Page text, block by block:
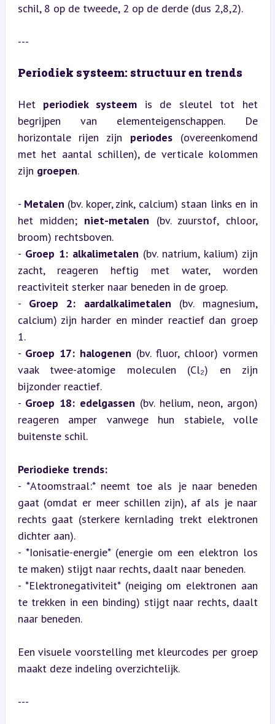
schil, 8 op de tweede, 2 op de derde (dus 2,8,2).
---
Periodiek systeem: structuur en trends
Het periodiek systeem is de sleutel tot het
begrijpen van elementeigenschappen. De
horizontale rijen zijn periodes (overeenkomend
met het aantal schillen), de verticale kolommen
zijn groepen.
- Metalen (bv. koper, zink, calcium) staan links en in
het midden; niet-metalen (bv. zuurstof, chloor,
broom) rechtsboven.
- Groep 1: alkalimetalen (bv. natrium, kalium) zijn
zacht, reageren heftig met water, worden
reactiviteit sterker naar beneden in de groep.
- Groep 2: aardalkalimetalen (bv. magnesium,
calcium) zijn harder en minder reactief dan groep
1.
- Groep 17: halogenen (bv. fluor, chloor) vormen
vaak twee-atomige moleculen (Cl₂) en zijn
bijzonder reactief.
- Groep 18: edelgassen (bv. helium, neon, argon)
reageren amper vanwege hun stabiele, volle
buitenste schil.
Periodieke trends:
- *Atoomstraal:* neemt toe als je naar beneden
gaat (omdat er meer schillen zijn), af als je naar
rechts gaat (sterkere kernlading trekt elektronen
dichter aan).
- *Ionisatie-energie* (energie om een elektron los
te maken) stijgt naar rechts, daalt naar beneden.
- *Elektronegativiteit* (neiging om elektronen aan
te trekken in een binding) stijgt naar rechts, daalt
naar beneden.
Een visuele voorstelling met kleurcodes per groep
maakt deze indeling overzichtelijk.
---